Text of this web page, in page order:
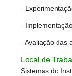
-
-
- Avaliação das
Local de
Sistemas do